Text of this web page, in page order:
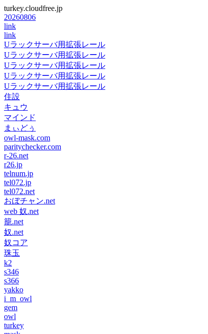
turkey.cloudfree.jp
20260806
link
link
Uラックサーバ用拡張レール
Uラックサーバ用拡張レール
Uラックサーバ用拡張レール
Uラックサーバ用拡張レール
Uラックサーバ用拡張レール
住設
キュウ
マインド
まぃどぅ
owl-mask.com
paritychecker.com
r-26.net
r26.jp
telnum.jp
tel072.jp
tel072.net
おぼチャン.net
web 奴.net
籠.net
奴.net
奴コア
珠玉
k2
s346
s366
yakko
i_m_owl
gem
owl
turkey